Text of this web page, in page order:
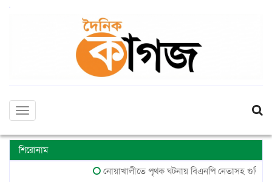
Toggle
শিরোনাম
নোয়াখালীতে পৃথক ঘটনায় বিএনপি নেতাসহ গুলিবিদ্ধ ২,